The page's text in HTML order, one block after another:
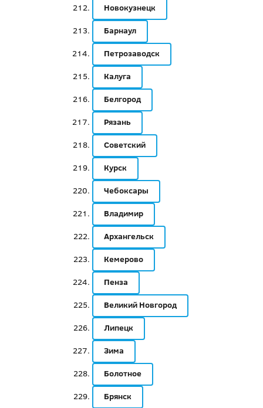
Новокузнецк
Барнаул
Петрозаводск
Калуга
Белгород
Рязань
Советский
Курск
Чебоксары
Владимир
Архангельск
Кемерово
Пенза
Великий Новгород
Липецк
Зима
Болотное
Брянск